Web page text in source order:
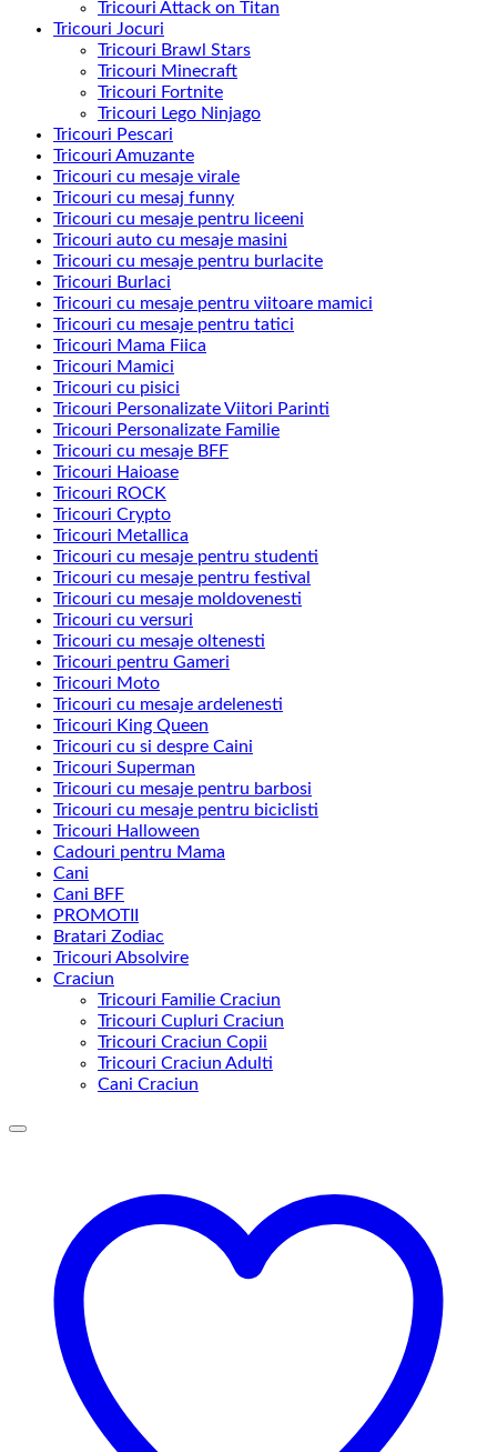
Tricouri Attack on Titan
Tricouri Jocuri
Tricouri Brawl Stars
Tricouri Minecraft
Tricouri Fortnite
Tricouri Lego Ninjago
Tricouri Pescari
Tricouri Amuzante
Tricouri cu mesaje virale
Tricouri cu mesaj funny
Tricouri cu mesaje pentru liceeni
Tricouri auto cu mesaje masini
Tricouri cu mesaje pentru burlacite
Tricouri Burlaci
Tricouri cu mesaje pentru viitoare mamici
Tricouri cu mesaje pentru tatici
Tricouri Mama Fiica
Tricouri Mamici
Tricouri cu pisici
Tricouri Personalizate Viitori Parinti
Tricouri Personalizate Familie
Tricouri cu mesaje BFF
Tricouri Haioase
Tricouri ROCK
Tricouri Crypto
Tricouri Metallica
Tricouri cu mesaje pentru studenti
Tricouri cu mesaje pentru festival
Tricouri cu mesaje moldovenesti
Tricouri cu versuri
Tricouri cu mesaje oltenesti
Tricouri pentru Gameri
Tricouri Moto
Tricouri cu mesaje ardelenesti
Tricouri King Queen
Tricouri cu si despre Caini
Tricouri Superman
Tricouri cu mesaje pentru barbosi
Tricouri cu mesaje pentru biciclisti
Tricouri Halloween
Cadouri pentru Mama
Cani
Cani BFF
PROMOTII
Bratari Zodiac
Tricouri Absolvire
Craciun
Tricouri Familie Craciun
Tricouri Cupluri Craciun
Tricouri Craciun Copii
Tricouri Craciun Adulti
Cani Craciun